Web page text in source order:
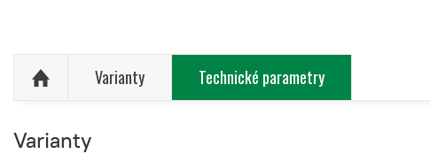
Varianty Technické parametry
Varianty